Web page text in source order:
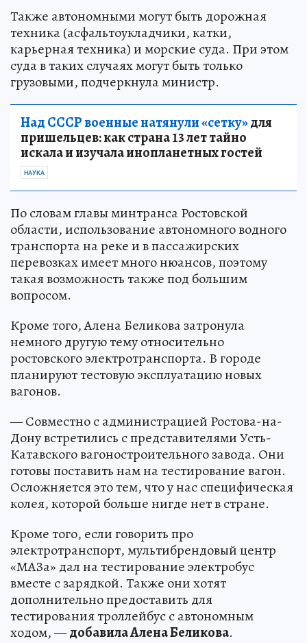
Также автономными могут быть дорожная
техника (асфальтоукладчики, катки,
карьерная техника) и морские суда. При этом
суда в таких случаях могут быть только
грузовыми, подчеркнула министр.
Над СССР военные натянули «сетку»для
пришельцев: как страна 13 лет тайно
искала и изучала инопланетных гостей
НАУКА
По словам главы минтранса Ростовской
области, использование автономного водного
транспорта на реке и в пассажирских
перевозках имеет много нюансов, поэтому
такая возможность также под большим
вопросом.
Кроме того, Алена Беликова затронула
немного другую тему относительно
ростовского электротранспорта. В городе
планируют тестовую эксплуатацию новых
вагонов.
— Совместно с администрацией Ростова-на-
Дону встретились с представителями Усть-
Катавского вагоностроительного завода. Они
готовы поставить нам на тестирование вагон.
Осложняется это тем, что у нас специфическая
колея, которой больше нигде нет в стране.
Кроме того, если говорить про
электротранспорт, мультибрендовый центр
«МАЗа» дал на тестирование электробус
вместе с зарядкой. Также они хотят
дополнительно предоставить для
тестирования троллейбус с автономным
ходом, —добавила Алена Беликова.